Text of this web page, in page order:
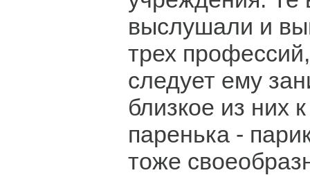
выслушали и
трех
следует ему
близкое из них
паренька -
тоже